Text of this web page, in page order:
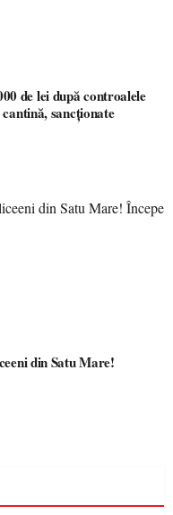
de lei după controalele
sancționate
din Satu Mare!